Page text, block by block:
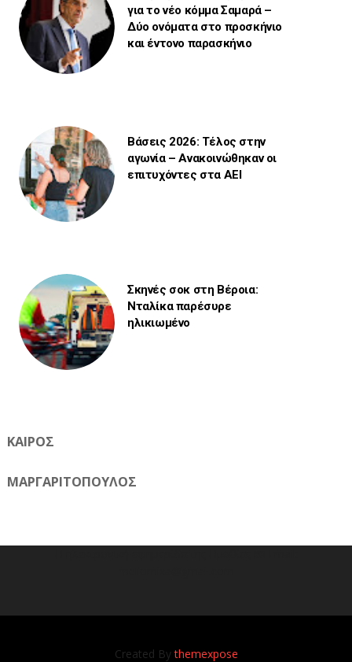
για το νέο κόμμα Σαμαρά –
Δύο ονόματα στο προσκήνιο
και έντονο παρασκήνιο
Βάσεις 2026: Τέλος στην
αγωνία – Ανακοινώθηκαν οι
επιτυχόντες στα ΑΕΙ
Σκηνές σοκ στη Βέροια:
Νταλίκα παρέσυρε
ηλικιωμένο
ΚΑΙΡΟΣ
ΜΑΡΓΑΡΙΤΟΠΟΥΛΟΣ
Created Bythemexpose